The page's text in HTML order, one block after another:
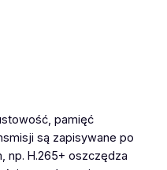
pamięć
są zapisywane po
np. H.265+ oszczędza